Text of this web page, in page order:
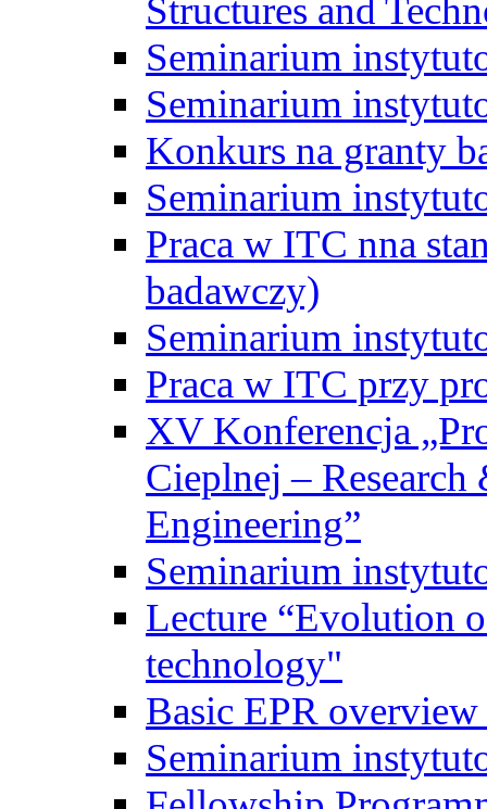
Structures and
Seminarium
Seminarium
Konkurs na granty
Seminarium
Praca w ITC nna
badawczy)
Seminarium
Praca w ITC przy
XV Konferencja
Cieplnej –
Engineering”
Seminarium
Lecture “Evolution
technology"
Basic EPR overview
Seminarium